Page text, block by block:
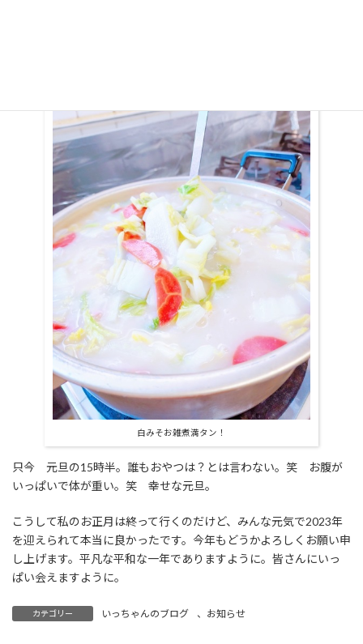
白みそお雑煮満タン！
只今 元旦の15時半。誰もおやつは？とは言わない。笑 お腹が
いっぱいで体が重い。笑 幸せな元旦。
こうして私のお正月は終って行くのだけど、みんな元気で2023年
を迎えられて本当に良かったです。今年もどうかよろしくお願い申
し上げます。平凡な平和な一年でありますように。皆さんにいっ
ぱい会えますように。
カテゴリー いっちゃんのブログ 、 お知らせ